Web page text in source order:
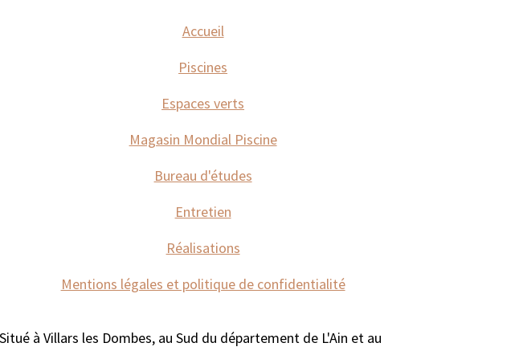
Accueil
Piscines
Espaces verts
Magasin Mondial Piscine
Bureau d'études
Entretien
Réalisations
Mentions légales et politique de confidentialité
Situé à Villars les Dombes, au Sud du département de L'Ain et au